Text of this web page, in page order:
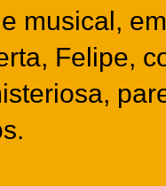
musical,
Felipe,